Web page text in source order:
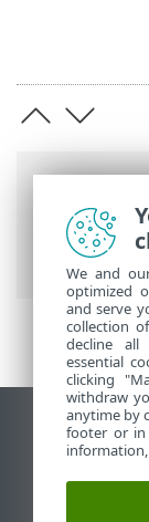
Guida
Domande
Visualizza
End of Life
ESET
We and
optimized
and serve
collection
decline all
essential
clicking
withdraw
anytime by
footer or in